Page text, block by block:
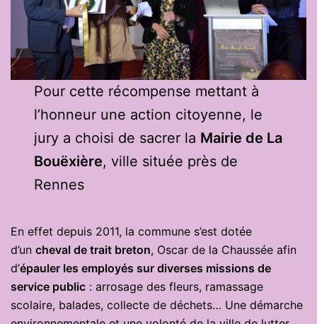
Pour cette récompense mettant à
l’honneur une action citoyenne, le
jury a choisi de sacrer la Mairie de La
Bouëxière, ville située près de
Rennes
En effet depuis 2011, la commune s’est dotée
d’un cheval de trait breton, Oscar de la Chaussée afin
d’épauler les employés sur diverses missions de
service public : arrosage des fleurs, ramassage
scolaire, balades, collecte de déchets… Une démarche